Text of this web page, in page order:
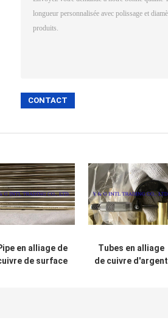
en alliage de
de surface
Tubes en alliage
de cuivre d'argent